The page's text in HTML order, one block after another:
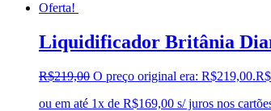
Oferta!
Liquidificador Britânia
R$219,00 O preço original era: R$219,00.R$
ou em até 1x de R$169,00 s/ juros nos